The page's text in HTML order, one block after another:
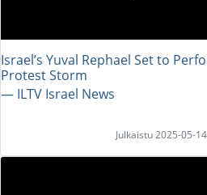
Israel’s Yuval Rephael Set to
Protest Storm
― ILTV Israel News
Julkaistu 2025-05-